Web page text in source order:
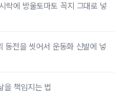
락에 방울토마토 꼭지 그대로 넣
동전을 씻어서 운동화 신발에 넣
을 책임지는 법